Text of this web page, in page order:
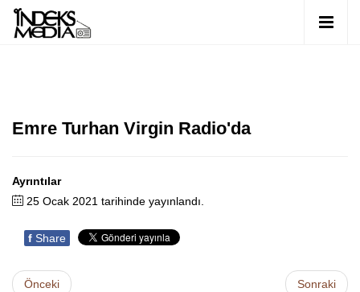
Emre Turhan Virgin Radio'da
Ayrıntılar
25 Ocak 2021 tarihinde yayınlandı.
f Share
Önceki Sonraki